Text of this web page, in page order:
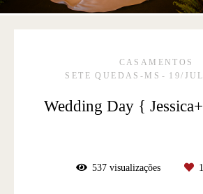
CASAMENTOS
SETE QUEDAS-MS
19/
Wedding Day {
537visualizações 1